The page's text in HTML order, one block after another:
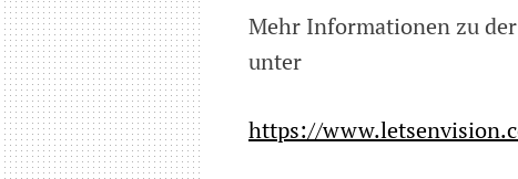
Mehr Informationen zu
unter
https://